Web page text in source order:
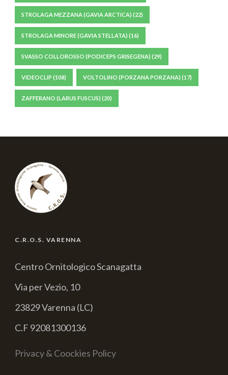
STROLAGA MEZZANA (GAVIA ARCTICA) (22)
STROLAGA MINORE (GAVIA STELLATA) (16)
SVASSO COLLOROSSO (PODICEPS GRISEGENA) (29)
VIDEOCLIP (108) VOLTOLINO (PORZANA PORZANA) (17)
ZAFFERANO (LARUS FUSCUS) (20)
C.R.O.S. VARENNA
Centro Ornitologico Scanagatta
Via per Vezio, 10
23829 Varenna (LC)
C.F 92081300136
Privacy & Coockies Policy